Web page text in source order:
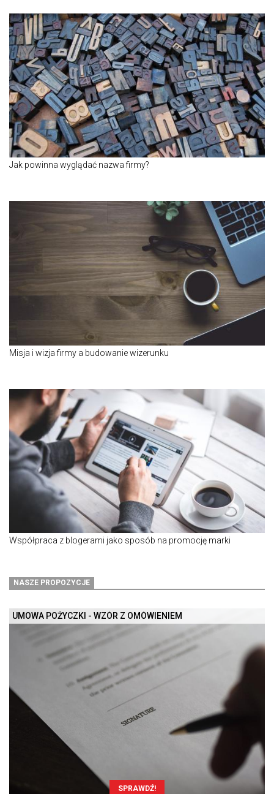
Jak powinna wyglądać nazwa firmy?
Misja i wizja firmy a budowanie wizerunku
Współpraca z blogerami jako sposób na promocję marki
NASZE PROPOZYCJE
UMOWA POŻYCZKI - WZÓR Z OMÓWIENIEM
SPRAWDŹ!